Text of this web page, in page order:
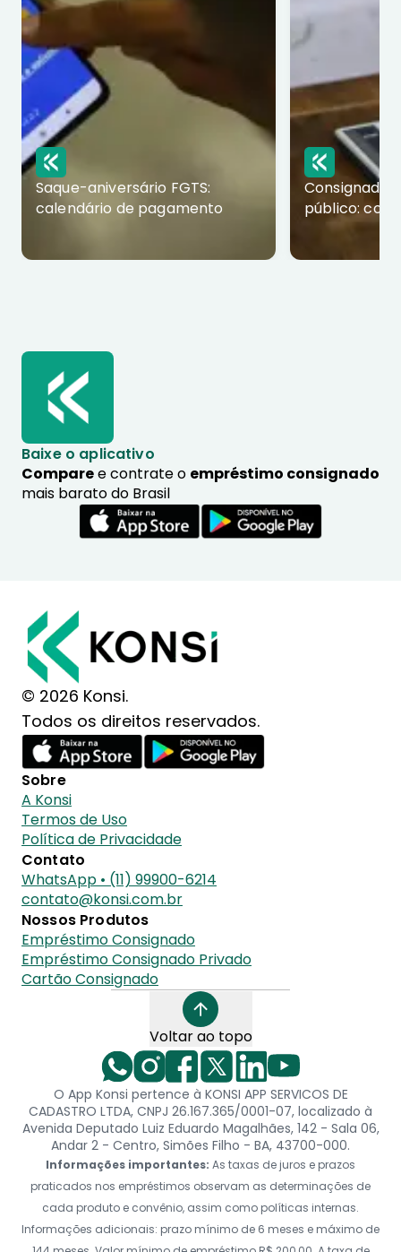
Saque-aniversário FGTS:
calendário de pagamento
Consignado
público:
Baixe o aplicativo
Comparee contrate o empréstimo consignado
mais barato do Brasil
© 2026 Konsi.
Todos os direitos reservados.
Sobre
A Konsi
Termos de Uso
Política de Privacidade
Contato
WhatsApp • (11) 99900-6214
contato@konsi.com.br
Nossos Produtos
Empréstimo Consignado
Empréstimo Consignado Privado
Cartão Consignado
Voltar ao topo
O App Konsi pertence à KONSI APP SERVICOS DE
CADASTRO LTDA, CNPJ 26.167.365/0001-07, localizado à
Avenida Deputado Luiz Eduardo Magalhães, 142 - Sala 06,
Andar 2 - Centro, Simões Filho - BA, 43700-000.
Informações importantes: As taxas de juros e prazos
praticados nos empréstimos observam as determinações de
cada produto e convênio, assim como políticas internas.
Informações adicionais: prazo mínimo de 6 meses e máximo de